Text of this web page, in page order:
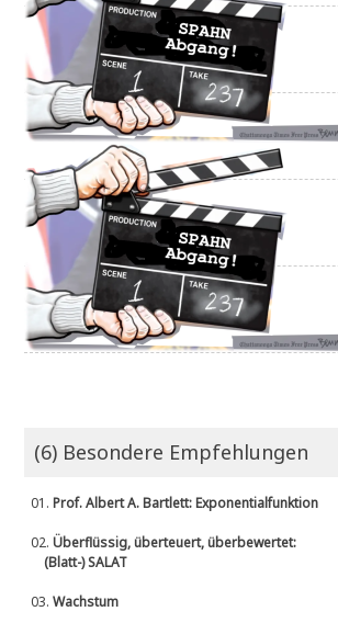
(6) Besondere Empfehlungen
01.Prof. Albert A. Bartlett: Exponentialfunktion
02.Überflüssig, überteuert, überbewertet:
(Blatt-) SALAT
03.Wachstum